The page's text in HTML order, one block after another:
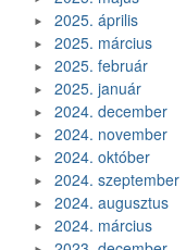
2025. április
2025. március
2025. február
2025. január
2024. december
2024. november
2024. október
2024. szeptember
2024. augusztus
2024. március